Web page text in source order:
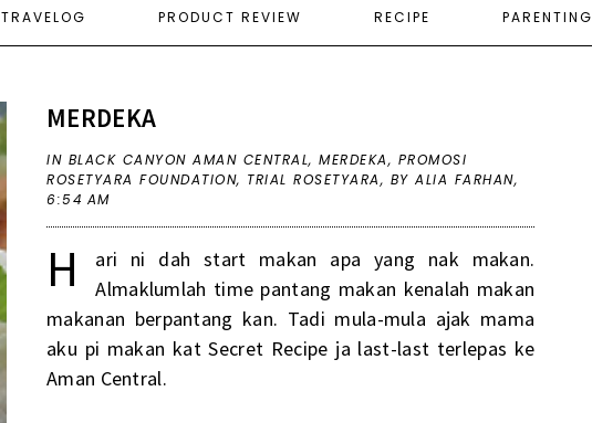
TRAVELOG PRODUCT REVIEW RECIPE PARENTING
MERDEKA
IN BLACK CANYON AMAN CENTRAL,MERDEKA, PROMOSI
ROSETYARA FOUNDATION, TRIAL ROSETYARA, BY ALIA FARHAN,
6:54 AM
H
ari ni dah start makan apa yang nak makan.
Almaklumlah time pantang makan kenalah makan
makanan berpantang kan. Tadi mula-mula ajak mama
aku pi makan kat Secret Recipe ja last-last terlepas ke
Aman Central.